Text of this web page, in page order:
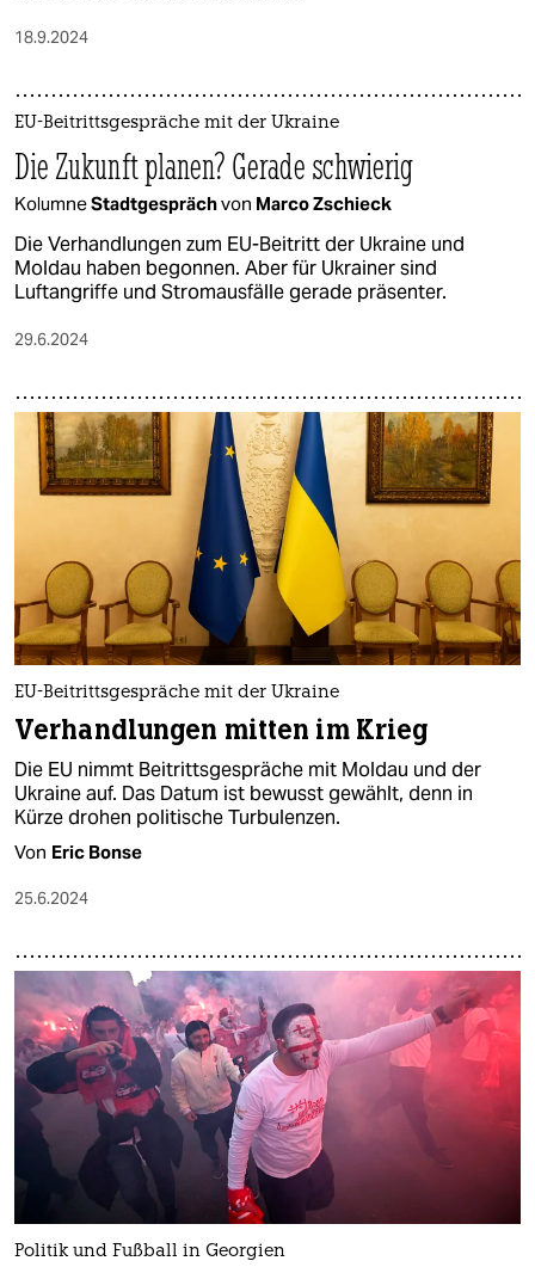
18.9.2024
EU-Beitrittsgespräche mit der Ukraine
Die Zukunft planen? Gerade schwierig
KolumneStadtgesprächvon Marco Zschieck
Die Verhandlungen zum EU-Beitritt der Ukraine und
Moldau haben begonnen. Aber für Ukrainer sind
Luftangriffe und Stromausfälle gerade präsenter.
29.6.2024
EU-Beitrittsgespräche mit der Ukraine
Verhandlungen mitten im Krieg
Die EU nimmt Beitrittsgespräche mit Moldau und der
Ukraine auf. Das Datum ist bewusst gewählt, denn in
Kürze drohen politische Turbulenzen.
Von Eric Bonse
25.6.2024
Politik und Fußball in Georgien